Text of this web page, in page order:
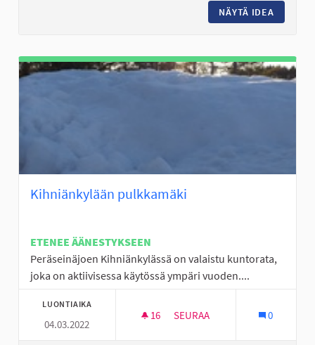
NÄYTÄ IDEA
Kihniänkylään pulkkamäki
ETENEE ÄÄNESTYKSEEN
Peräseinäjoen Kihniänkylässä on valaistu kuntorata,
joka on aktiivisessa käytössä ympäri vuoden....
LUONTIAIKA
04.03.2022
16 16 SEURAAJAA
SEURAA 0